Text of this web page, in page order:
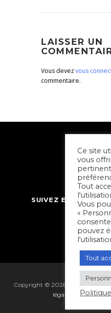
LAISSER UN
Vous devezvous
commentaire.
SUIVEZ ET
Copyright © 2026 Sortir à Niort |
légales
Gestion des
Ce site
vous
Tout
Vous
«
pouvez
Tout